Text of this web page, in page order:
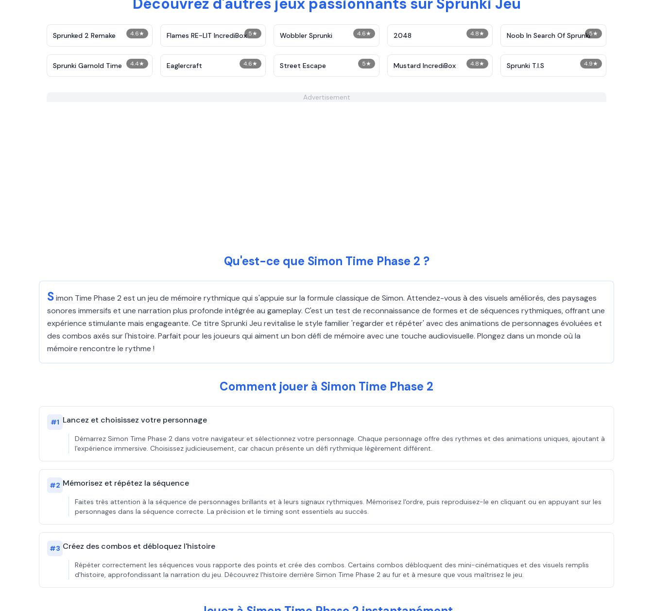
4.6★
Sprunked 2 Remake 5★
Flames RE-LIT IncrediBox 4.6★
Wobbler Sprunki 4.8★
2048 5★
Noob In Search Of Sprunki
4.4★
Sprunki Garnold Time 4.6★
Eaglercraft 5★
Street Escape 4.8★
Mustard IncrediBox 4.9★
Sprunki T.I.S
Advertisement
Qu'est-ce que Simon Time Phase 2 ?
Simon Time Phase 2 est un jeu de mémoire rythmique qui s'appuie sur la formule classique de Simon. Attendez-vous à des visuels améliorés, des paysages
sonores immersifs et une narration plus profonde intégrée au gameplay. C'est un test de reconnaissance de formes et de séquences rythmiques, offrant une
expérience stimulante mais engageante. Ce titre Sprunki Jeu revitalise le style familier 'regarder et répéter' avec des animations de personnages évoluées et
des combos axés sur l'histoire. Parfait pour les joueurs qui aiment un bon défi de mémoire avec une touche audiovisuelle. Plongez dans un monde où la
mémoire rencontre le rythme !
Comment jouer à Simon Time Phase 2
#1 Lancez et choisissez votre personnage
Démarrez Simon Time Phase 2 dans votre navigateur et sélectionnez votre personnage. Chaque personnage offre des rythmes et des animations uniques, ajoutant à
l'expérience immersive. Choisissez judicieusement, car chacun présente un défi rythmique légèrement différent.
#2 Mémorisez et répétez la séquence
Faites très attention à la séquence de personnages brillants et à leurs signaux rythmiques. Mémorisez l'ordre, puis reproduisez-le en cliquant ou en appuyant sur les
personnages dans la séquence correcte. La précision et le timing sont essentiels au succès.
#3 Créez des combos et débloquez l'histoire
Répéter correctement les séquences vous rapporte des points et crée des combos. Certains combos débloquent des mini-cinématiques et des visuels remplis
d'histoire, approfondissant la narration du jeu. Découvrez l'histoire derrière Simon Time Phase 2 au fur et à mesure que vous maîtrisez le jeu.